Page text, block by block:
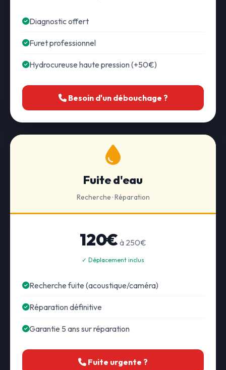
Diagnostic offert
Furet professionnel
Hydrocureuse haute pression (+50€)
Besoin d'un débouchage ?
Fuite d'eau
Recherche · Réparation
120€ à 250€
✓ Déplacement inclus
Recherche fuite (acoustique/caméra)
Réparation définitive
Garantie 5 ans sur réparation
Fuite urgente ?